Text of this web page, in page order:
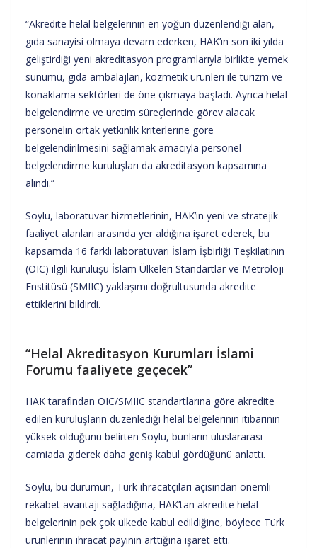
“Akredite helal belgelerinin en yoğun düzenlendiği alan,
gıda sanayisi olmaya devam ederken, HAK’ın son iki yılda
geliştirdiği yeni akreditasyon programlarıyla birlikte yemek
sunumu, gıda ambalajları, kozmetik ürünleri ile turizm ve
konaklama sektörleri de öne çıkmaya başladı. Ayrıca helal
belgelendirme ve üretim süreçlerinde görev alacak
personelin ortak yetkinlik kriterlerine göre
belgelendirilmesini sağlamak amacıyla personel
belgelendirme kuruluşları da akreditasyon kapsamına
alındı.”
Soylu, laboratuvar hizmetlerinin, HAK’ın yeni ve stratejik
faaliyet alanları arasında yer aldığına işaret ederek, bu
kapsamda 16 farklı laboratuvarı İslam İşbirliği Teşkilatının
(OIC) ilgili kuruluşu İslam Ülkeleri Standartlar ve Metroloji
Enstitüsü (SMIIC) yaklaşımı doğrultusunda akredite
ettiklerini bildirdi.
“Helal Akreditasyon Kurumları İslami
Forumu faaliyete geçecek”
HAK tarafından OIC/SMIIC standartlarına göre akredite
edilen kuruluşların düzenlediği helal belgelerinin itibarının
yüksek olduğunu belirten Soylu, bunların uluslararası
camiada giderek daha geniş kabul gördüğünü anlattı.
Soylu, bu durumun, Türk ihracatçıları açısından önemli
rekabet avantajı sağladığına, HAK’tan akredite helal
belgelerinin pek çok ülkede kabul edildiğine, böylece Türk
ürünlerinin ihracat payının arttığına işaret etti.